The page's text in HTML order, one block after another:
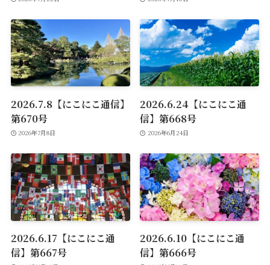
2026.7.8【にこにこ通信】
第670号
2026年7月8日
2026.6.24【にこにこ通
信】第668号
2026年6月24日
2026.6.17【にこにこ通
信】第667号
2026.6.10【にこにこ通
信】第666号